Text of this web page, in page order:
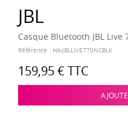
JBL
Casque Bluetooth JBL
Référence : HA-JBLLIVE770NCBLK
159,95 € TTC